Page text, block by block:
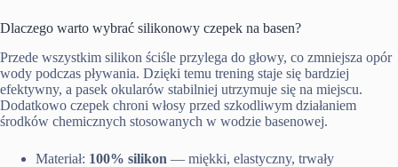
Dlaczego warto wybrać silikonowy czepek na basen?
Przede wszystkim silikon ściśle przylega do głowy, co zmniejsza opór
wody podczas pływania. Dzięki temu trening staje się bardziej
efektywny, a pasek okularów stabilniej utrzymuje się na miejscu.
Dodatkowo czepek chroni włosy przed szkodliwym działaniem
środków chemicznych stosowanych w wodzie basenowej.
Materiał: 100% silikon — miękki, elastyczny, trwały